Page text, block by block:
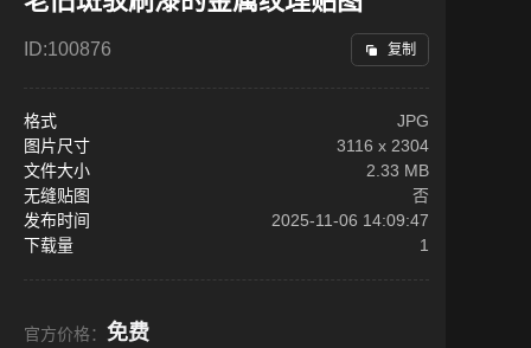
ID:100876 复制
格式
JPG
图片尺寸
3116 x 2304
文件大小
2.33 MB
无缝贴图
否
发布时间
2025-11-06 14:09:47
下载量
1
官方价格： 免费